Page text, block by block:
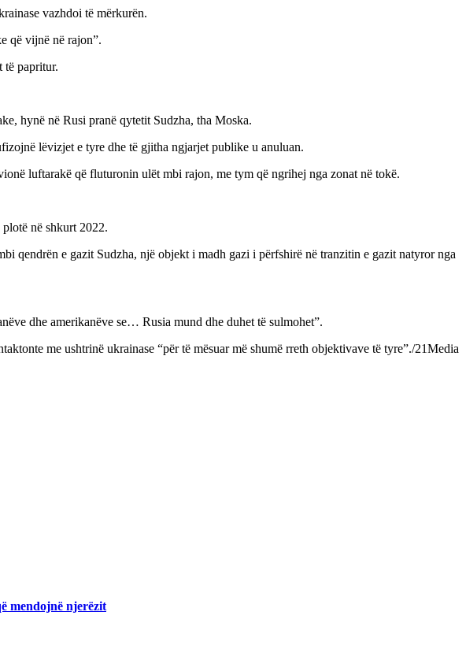
vazhdoi të mërkurën.
që vijnë në rajon”.
të papritur.
hynë në Rusi pranë qytetit Sudzha, tha Moska.
lëvizjet e tyre dhe të gjitha ngjarjet publike u anuluan.
luftarakë që fluturonin ulët mbi rajon, me tym që ngrihej nga zonat në tokë.
në shkurt 2022.
qendrën e gazit Sudzha, një objekt i madh gazi i përfshirë në tranzitin e gazit natyror nga
dhe amerikanëve se… Rusia mund dhe duhet të sulmohet”.
me ushtrinë ukrainase “për të mësuar më shumë rreth objektivave të tyre”./21Media
mendojnë njerëzit